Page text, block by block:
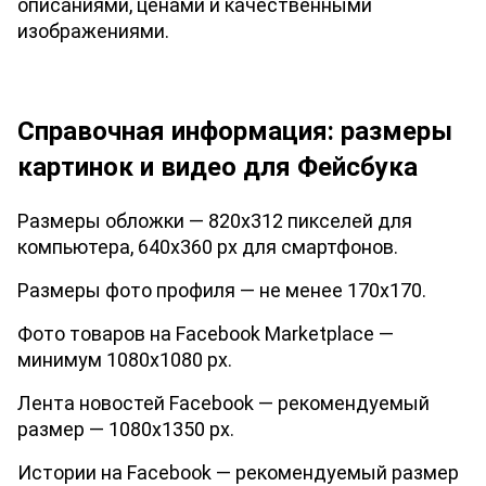
описаниями, ценами и качественными
изображениями.
Справочная информация: размеры
картинок и видео для Фейсбука
Размеры обложки — 820x312 пикселей для
компьютера, 640x360 px для смартфонов.
Размеры фото профиля — не менее 170х170.
Фото товаров на Facebook Marketplace —
минимум 1080х1080 px.
Лента новостей Facebook — рекомендуемый
размер — 1080х1350 px.
Истории на Facebook — рекомендуемый размер